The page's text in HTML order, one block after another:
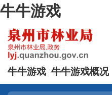
牛牛游戏
牛牛游戏 牛牛游戏概况